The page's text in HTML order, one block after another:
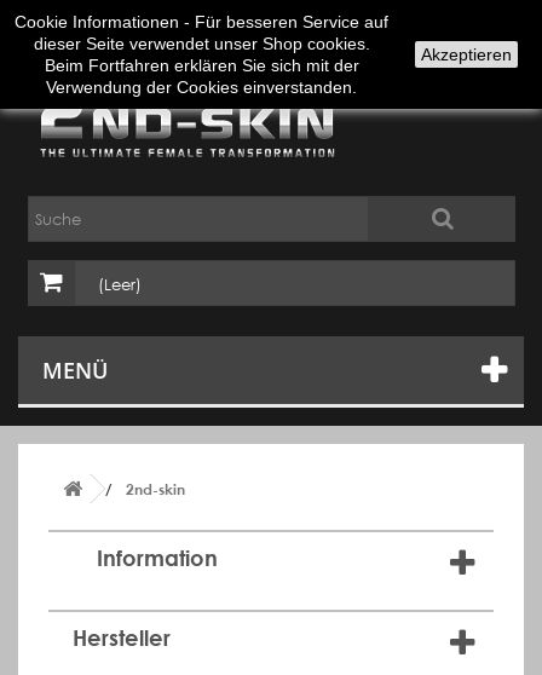
Anmelden Deutsch
(Leer)
MENÜ
2nd-skin
Information
Hersteller
Cookie Informationen - Für besseren Service auf
dieser Seite verwendet unser Shop cookies.
Beim Fortfahren erklären Sie sich mit der
Verwendung der Cookies einverstanden.
Akzeptieren